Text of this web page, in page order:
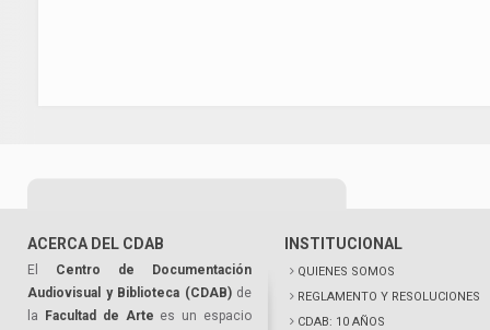
ACERCA DEL CDAB
El Centro de Documentación
Audiovisual y Biblioteca (CDAB)de
la
Facultad de Arte es un espacio
INSTITUCIONAL
QUIENES SOMOS
REGLAMENTO Y RESOLUCIONES
CDAB: 10 AÑOS